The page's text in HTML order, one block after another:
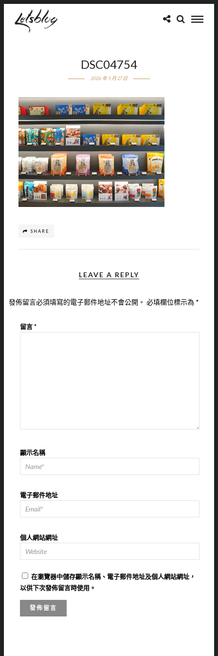
DSC04754
2026 年 5 月 27 日
SHARE
LEAVE A REPLY
發佈留言必須填寫的電子郵件地址不會公開。 必填欄位標示為 *
留言*
顯示名稱
電子郵件地址
個人網站網址
在瀏覽器中儲存顯示名稱、電子郵件地址及個人網站網址，
以供下次發佈留言時使用。